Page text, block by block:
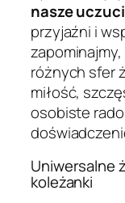
nasze
przyjaźni i
różnych sfer
miłość,
osobiste
Uniwersalne
koleżanki